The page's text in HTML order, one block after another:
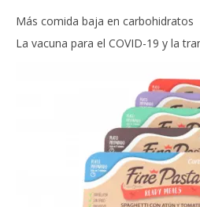
Más comida baja en carbohidratos
La vacuna para el COVID-19 y la